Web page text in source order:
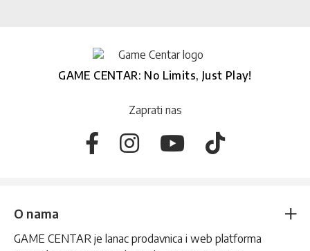
GAME CENTAR: No Limits, Just Play!
Zaprati nas
O nama
GAME CENTAR je lanac prodavnica i web platforma